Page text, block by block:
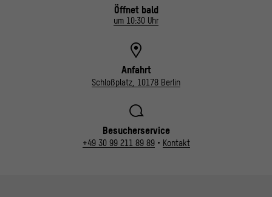
Öffnet bald
um 10:30 Uhr
Anfahrt
Schloßplatz, 10178 Berlin
Besucherservice
+49 30 99 211 89 89• Kontakt